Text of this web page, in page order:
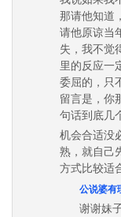
那请他知道
请他原谅当
失，我不觉
里的反应一
委屈的，只
留言是，你
句话到底几
机会合适没
熟，就自己
方式比较适
公说婆有
谢谢妹